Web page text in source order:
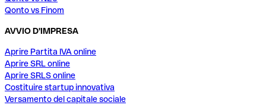
Qonto vs Finom
AVVIO D'IMPRESA
Aprire Partita IVA online
Aprire SRL online
Aprire SRLS online
Costituire startup innovativa
Versamento del capitale sociale